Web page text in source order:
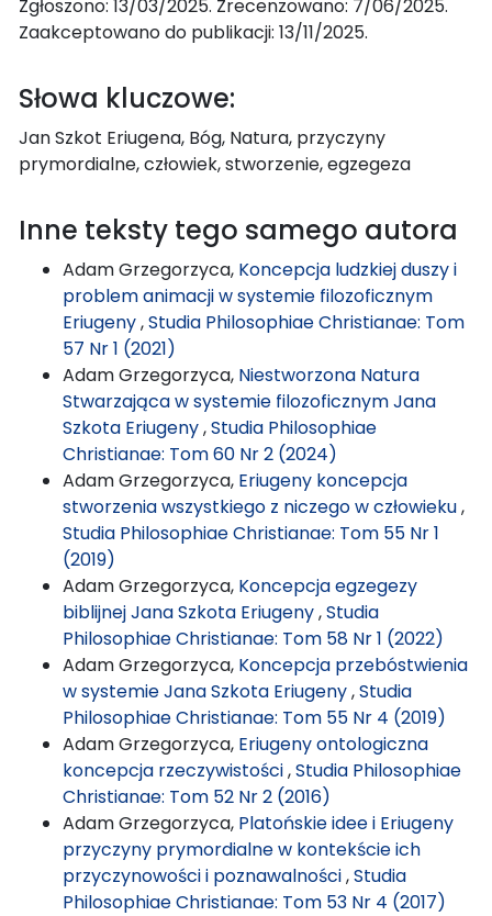
Zgłoszono: 13/03/2025. Zrecenzowano: 7/06/2025.
Zaakceptowano do publikacji: 13/11/2025.
Słowa kluczowe:
Jan Szkot Eriugena, Bóg, Natura, przyczyny
prymordialne, człowiek, stworzenie, egzegeza
Inne teksty tego samego autora
Adam Grzegorzyca, Koncepcja ludzkiej duszy i
problem animacji w systemie filozoficznym
Eriugeny,Studia Philosophiae Christianae: Tom
57 Nr 1 (2021)
Adam Grzegorzyca, Niestworzona Natura
Stwarzająca w systemie filozoficznym Jana
Szkota Eriugeny,Studia Philosophiae
Christianae: Tom 60 Nr 2 (2024)
Adam Grzegorzyca, Eriugeny koncepcja
stworzenia wszystkiego z niczego w człowieku,
Studia Philosophiae Christianae: Tom 55 Nr 1
(2019)
Adam Grzegorzyca, Koncepcja egzegezy
biblijnej Jana Szkota Eriugeny,Studia
Philosophiae Christianae: Tom 58 Nr 1 (2022)
Adam Grzegorzyca, Koncepcja przebóstwienia
w systemie Jana Szkota Eriugeny,Studia
Philosophiae Christianae: Tom 55 Nr 4 (2019)
Adam Grzegorzyca, Eriugeny ontologiczna
koncepcja rzeczywistości,Studia Philosophiae
Christianae: Tom 52 Nr 2 (2016)
Adam Grzegorzyca, Platońskie idee i Eriugeny
przyczyny prymordialne w kontekście ich
przyczynowości i poznawalności,Studia
Philosophiae Christianae: Tom 53 Nr 4 (2017)